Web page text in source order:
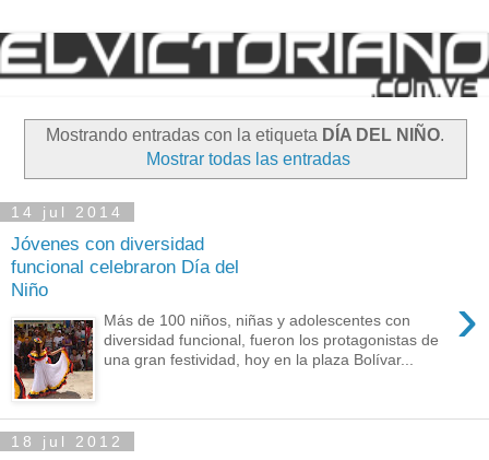
Mostrando entradas con la etiqueta DÍA DEL NIÑO.
Mostrar todas las entradas
14 jul 2014
Jóvenes con diversidad
funcional celebraron Día del
Niño
›
Más de 100 niños, niñas y adolescentes con
diversidad funcional, fueron los protagonistas de
una gran festividad, hoy en la plaza Bolívar...
18 jul 2012